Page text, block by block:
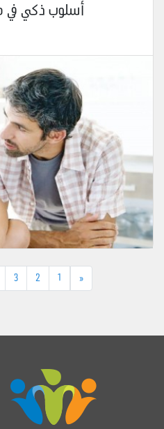
أسلوب ذكي في
«
1
2
3